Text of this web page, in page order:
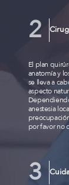
El plan
anatomía y
se lleva a
aspecto
anestesia
por favor no